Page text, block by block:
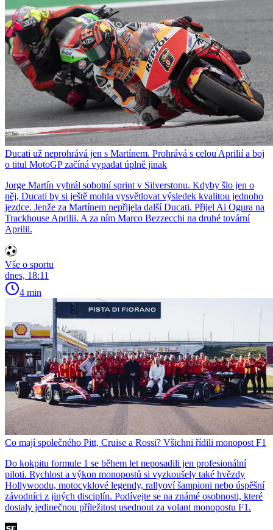
Ducati už neprohrává jen s Martínem. Prohrává s celou Aprilií a boj
o titul MotoGP začíná vypadat úplně jinak
Jorge Martín vyhrál sobotní sprint v Silverstonu. Kdyby šlo jen o
něj, Ducati by si ještě mohla vysvětlovat výsledek kvalitou jednoho
jezdce. Jenže za Martínem nepřijela další Ducati. Přijel Ai Ogura na
Trackhouse Aprilii. A za ním Marco Bezzecchi na druhé tovární
Aprilii.
Vše o sportu
dnes, 18:11
4 min
Co mají společného Pitt, Cruise a Rossi? Všichni řídili monopost F1
Do kokpitu formule 1 se během let neposadili jen profesionální
piloti. Rychlost a výkon monopostů si vyzkoušely také hvězdy
Hollywoodu, motocyklové legendy, rallyoví šampioni nebo úspěšní
závodníci z jiných disciplín. Podívejte se na známé osobnosti, které
dostaly jedinečnou příležitost usednout za volant monopostu F1.